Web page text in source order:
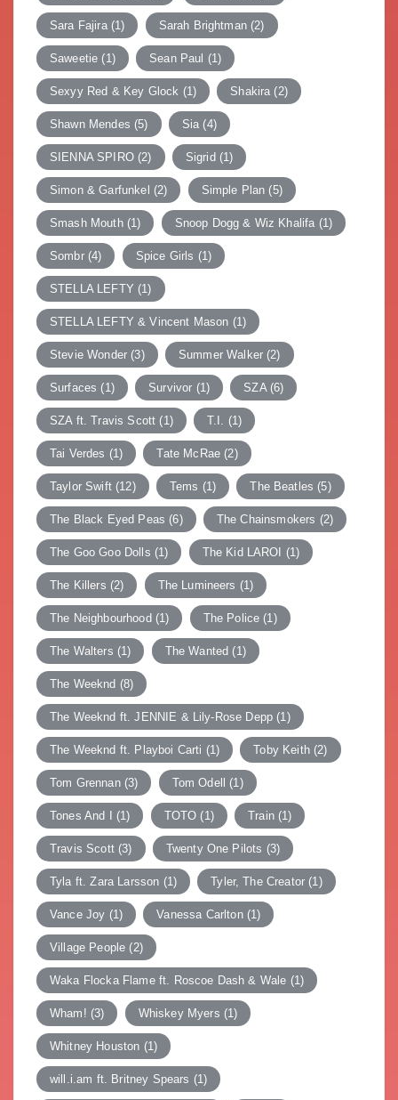
Sara Fajira(1) Sarah Brightman(2)
Saweetie (1) Sean Paul (1)
Sexyy Red & Key Glock (1) Shakira (2)
Shawn Mendes (5) Sia (4)
SIENNA SPIRO(2) Sigrid (1)
Simon & Garfunkel (2) Simple Plan (5)
Smash Mouth(1) Snoop Dogg & Wiz Khalifa (1)
Sombr(4) Spice Girls (1)
STELLA LEFTY (1)
STELLA LEFTY & Vincent Mason (1)
Stevie Wonder (3) Summer Walker (2)
Surfaces (1) Survivor (1) SZA(6)
SZA ft. Travis Scott (1) T.I. (1)
Tai Verdes (1) Tate McRae (2)
Taylor Swift(12) Tems (1) The Beatles (5)
The Black Eyed Peas (6) The Chainsmokers (2)
The Goo Goo Dolls (1) The Kid LAROI (1)
The Killers (2) The Lumineers (1)
The Neighbourhood (1) The Police (1)
The Walters (1) The Wanted (1)
The Weeknd (8)
The Weeknd ft. JENNIE & Lily-Rose Depp (1)
The Weeknd ft. Playboi Carti (1) Toby Keith(2)
Tom Grennan(3) Tom Odell (1)
Tones And I (1) TOTO (1) Train(1)
Travis Scott(3) Twenty One Pilots (3)
Tyla ft. Zara Larsson (1) Tyler, The Creator (1)
Vance Joy (1) Vanessa Carlton(1)
Village People (2)
Waka Flocka Flame ft. Roscoe Dash & Wale (1)
Wham! (3) Whiskey Myers (1)
Whitney Houston (1)
will.i.am ft. Britney Spears (1)